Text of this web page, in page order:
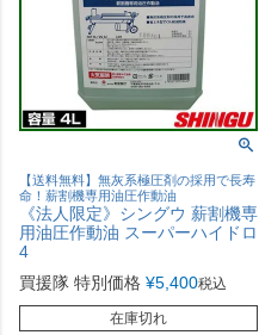
【送料無料】無灰系極圧剤の採用で長寿
命！薪割機専用油圧作動油
《法人限定》シングウ 薪割機専
用油圧作動油 スーパーハイドロ
4
買援隊 特別価格 ¥5,400税込
在庫切れ